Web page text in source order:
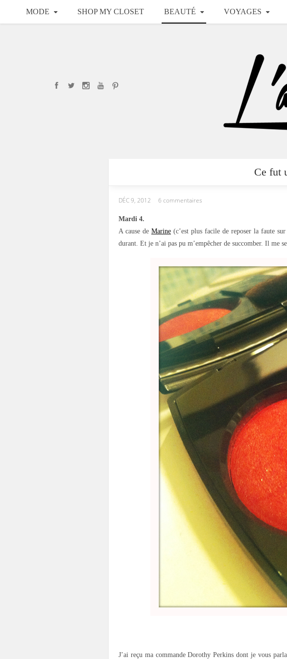
MODE SHOP MY CLOSET BEAUTÉ VOYAGES
Ce fut
DÉC 9, 2012 6 commentaires
Mardi 4.
A cause de Marine (c’est plus facile de reposer la faute
durant. Et je n’ai pas pu m’empêcher de succomber. Il me
J’ai reçu ma commande Dorothy Perkins dont je vous